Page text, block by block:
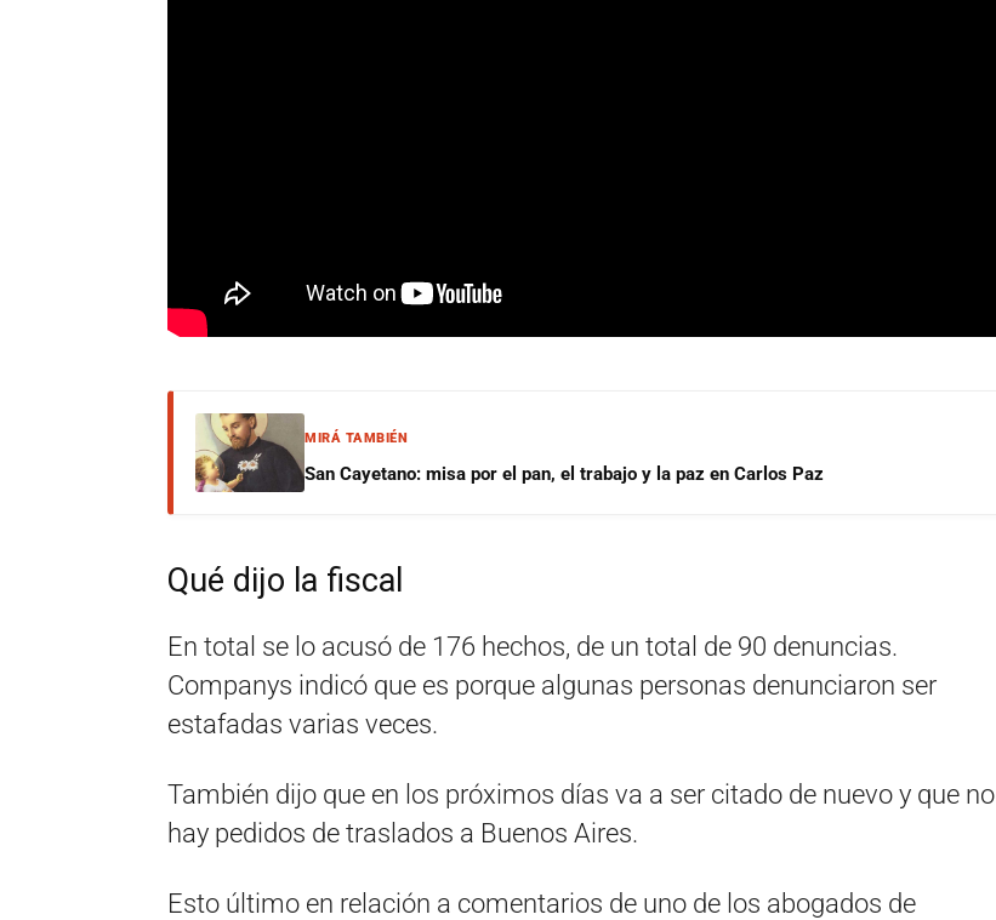
MIRÁ TAMBIÉN
San Cayetano: misa por el pan, el trabajo y la paz en Carlos Paz
Qué dijo la fiscal
En total se lo acusó de 176 hechos, de un total de 90 denuncias.
Companys indicó que es porque algunas personas denunciaron ser
estafadas varias veces.
También dijo que en los próximos días va a ser citado de nuevo y que no
hay pedidos de traslados a Buenos Aires.
Esto último en relación a comentarios de uno de los abogados de